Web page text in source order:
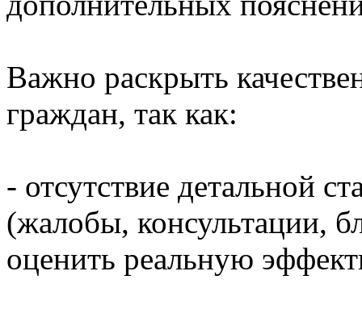
Важно раскрыть
граждан, так как:
- отсутствие детальной
(жалобы, консультации,
оценить реальную